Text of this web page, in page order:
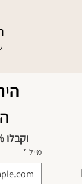
וקבלו 5% הנחה לקנייה ראשונה
מייל *